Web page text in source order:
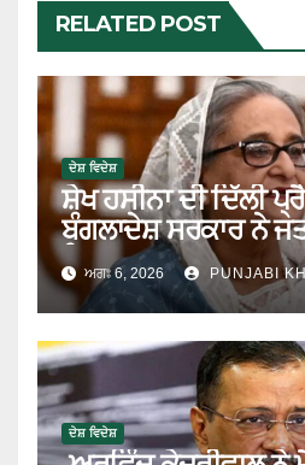
RELATED POST
ਦੇਸ਼ ਵਿਦੇਸ਼
ਸ਼ੇਖ ਹਸੀਨਾ ਦੀ ਦਿੱਲੀ
ਬੰਗਲਾਦੇਸ਼ ਸਰਕਾਰ ਨੇ
ਇਤਰਾਜ਼
ਅਗਃ 6, 2026 PUNJABI
ਦੇਸ਼ ਵਿਦੇਸ਼